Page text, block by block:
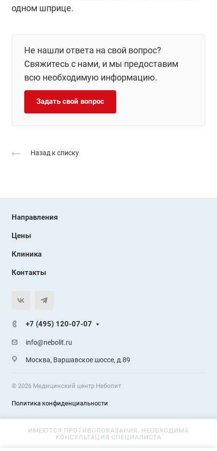
одном шприце.
Не нашли ответа на свой вопрос?
Свяжитесь с нами, и мы предоставим
всю необходимую информацию.
Задать свой вопрос
Назад к списку
Направления
Цены
Клиника
Контакты
+7 (495) 120-07-07
info@nebolit.ru
Москва, Варшавское шоссе, д.89
© 2026 Медицинский центр Неболит
Политика конфиденциальности
ИМЕЮТСЯ ПРОТИВОПОКАЗАНИЯ. НЕОБХОДИМА
КОНСУЛЬТАЦИЯ СПЕЦИАЛИСТА